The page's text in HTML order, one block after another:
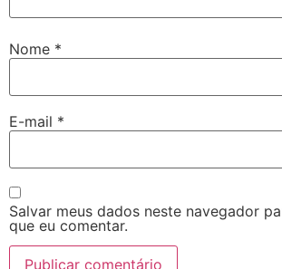
Nome *
E-mail *
Salvar meus dados neste navegador
que eu comentar.